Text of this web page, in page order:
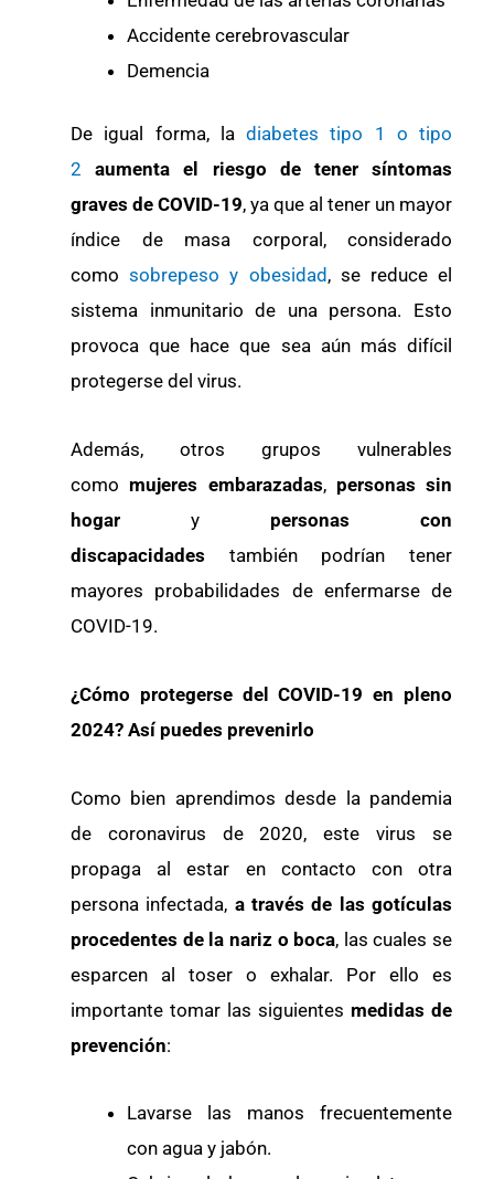
Accidente cerebrovascular
Demencia
De igual forma, la diabetes tipo 1 o tipo
2
aumenta el riesgo de tener síntomas
graves de COVID-19, ya que al tener un mayor
índice de masa corporal, considerado
comosobrepeso y obesidad , se reduce el
sistema inmunitario de una persona. Esto
provoca que hace que sea aún más difícil
protegerse del virus.
Además, otros grupos vulnerables
como mujeres embarazadas, personas sin
hogar y personas con
discapacidades también podrían tener
mayores probabilidades de enfermarse de
COVID-19.
¿Cómo protegerse del COVID-19 en pleno
2024? Así puedes prevenirlo
Como bien aprendimos desde la pandemia
de coronavirus de 2020, este virus se
propaga al estar en contacto con otra
persona infectada, a través de las gotículas
procedentes de la nariz o boca, las cuales se
esparcen al toser o exhalar. Por ello es
importante tomar las siguientes medidas de
prevención:
Lavarse las manos frecuentemente
con agua y jabón.